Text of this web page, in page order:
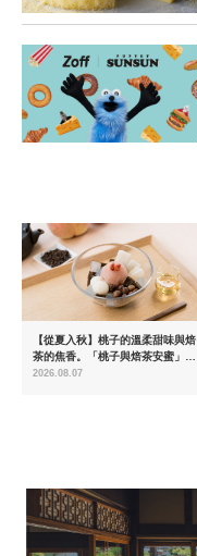
【從夏入秋】桃子的溫柔甜味與焙
茶的焦香。「桃子與焙茶安蜜」將
於8月中旬起限時販售
2026.08.07